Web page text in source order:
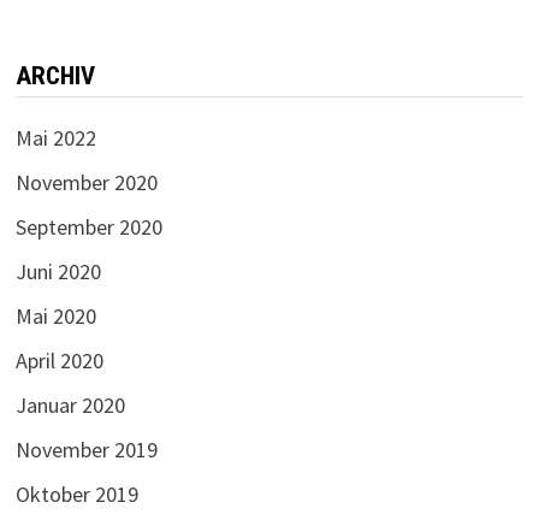
ARCHIV
Mai 2022
November 2020
September 2020
Juni 2020
Mai 2020
April 2020
Januar 2020
November 2019
Oktober 2019